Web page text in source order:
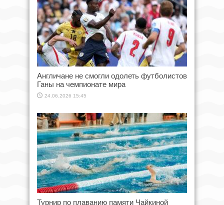
Англичане не смогли одолеть футболистов
Ганы на чемпионате мира
24.06.2026 15:45
Турнир по плаванию памяти Чайкиной